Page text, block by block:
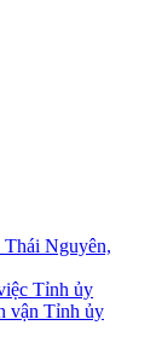
Nguyên,
Tỉnh ủy
vận Tỉnh ủy